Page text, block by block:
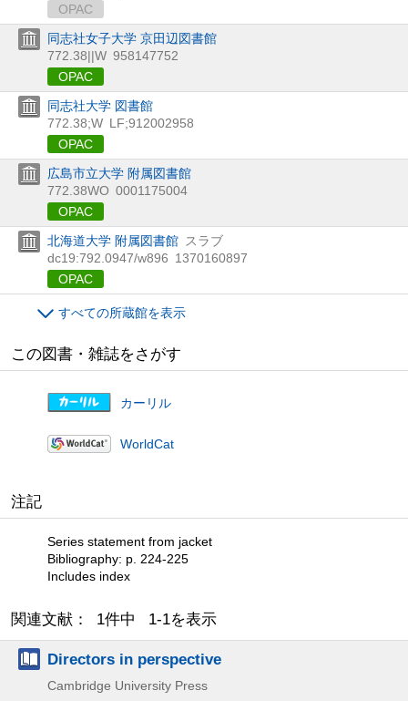
OPAC
同志社女子大学 京田辺図書館
772.38||W 958147752
OPAC
同志社大学 図書館
772.38;W LF;912002958
OPAC
広島市立大学 附属図書館
772.38WO 0001175004
OPAC
北海道大学 附属図書館 スラブ
dc19:792.0947/w896 1370160897
OPAC
すべての所蔵館を表示
この図書・雑誌をさがす
カーリル
WorldCat
注記
Series statement from jacket
Bibliography: p. 224-225
Includes index
関連文献： 1件中 1-1を表示
Directors in perspective
Cambridge University Press